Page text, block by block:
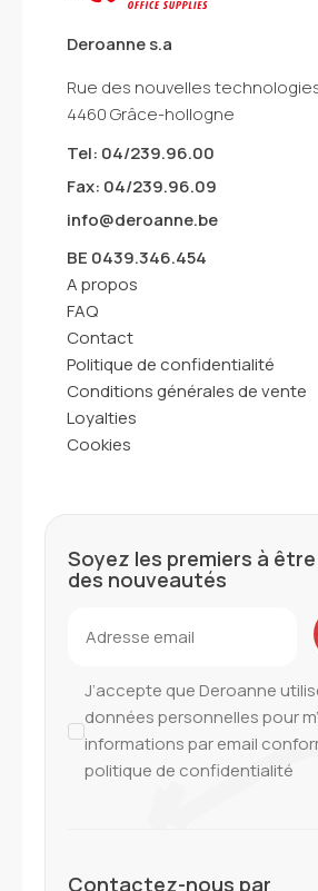
Deroanne s.a
Rue des nouvelles
4460 Grâce-hollogne
Tel: 04/239.96.00
Fax: 04/239.96.09
info@deroanne.be
BE 0439.346.454
A propos
FAQ
Contact
Politique de confidentialité
Conditions générales de vente
Loyalties
Cookies
Soyez les premiers à
des nouveautés
J’accepte que Deroanne
données personnelles pour
informations par email
politique de confidentialité
Contactez-nous par